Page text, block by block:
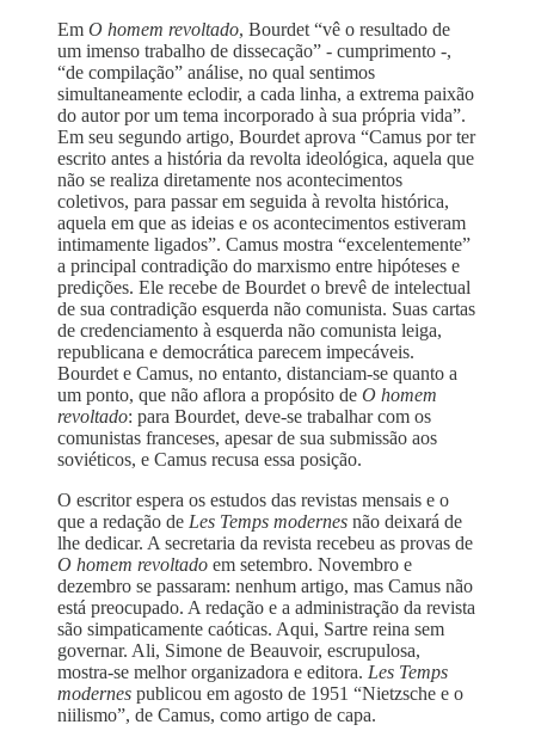
Em O homem revoltado, Bourdet “vê o resultado de
um imenso trabalho de dissecação” - cumprimento -,
“de compilação” análise, no qual sentimos
simultaneamente eclodir, a cada linha, a extrema paixão
do autor por um tema incorporado à sua própria vida”.
Em seu segundo artigo, Bourdet aprova “Camus por ter
escrito antes a história da revolta ideológica, aquela que
não se realiza diretamente nos acontecimentos
coletivos, para passar em seguida à revolta histórica,
aquela em que as ideias e os acontecimentos estiveram
intimamente ligados”. Camus mostra “excelentemente”
a principal contradição do marxismo entre hipóteses e
predições. Ele recebe de Bourdet o brevê de intelectual
de sua contradição esquerda não comunista. Suas cartas
de credenciamento à esquerda não comunista leiga,
republicana e democrática parecem impecáveis.
Bourdet e Camus, no entanto, distanciam-se quanto a
um ponto, que não aflora a propósito de O homem
revoltado: para Bourdet, deve-se trabalhar com os
comunistas franceses, apesar de sua submissão aos
soviéticos, e Camus recusa essa posição.
O escritor espera os estudos das revistas mensais e o
que a redação de Les Temps modernes não deixará de
lhe dedicar. A secretaria da revista recebeu as provas de
O homem revoltado em setembro. Novembro e
dezembro se passaram: nenhum artigo, mas Camus não
está preocupado. A redação e a administração da revista
são simpaticamente caóticas. Aqui, Sartre reina sem
governar. Ali, Simone de Beauvoir, escrupulosa,
mostra-se melhor organizadora e editora. Les Temps
modernes publicou em agosto de 1951 “Nietzsche e o
niilismo”, de Camus, como artigo de capa.